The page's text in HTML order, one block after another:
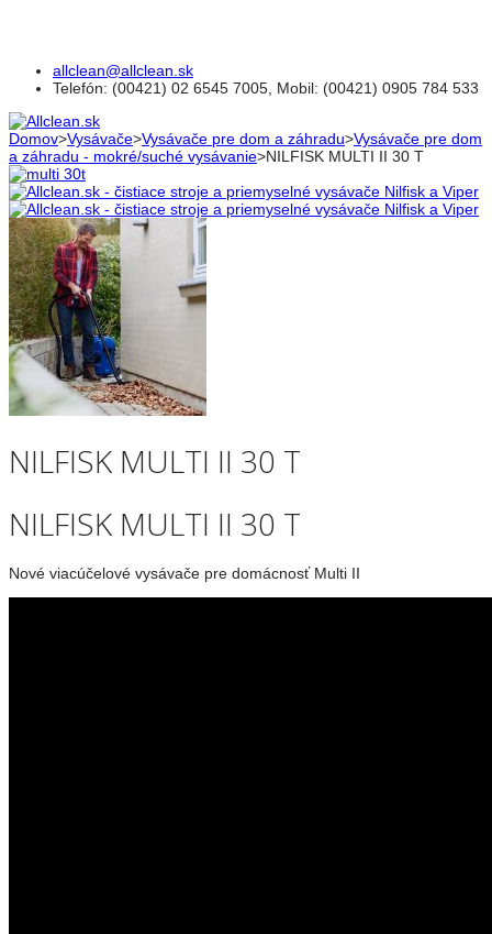
allclean@allclean.sk
Telefón: (00421) 02 6545 7005, Mobil: (00421) 0905 784 533
Domov>Vysávače>Vysávače pre dom a záhradu>Vysávače pre dom
a záhradu - mokré/suché vysávanie>NILFISK MULTI II 30 T
NILFISK MULTI II 30 T
NILFISK MULTI II 30 T
Nové viacúčelové vysávače pre domácnosť Multi II